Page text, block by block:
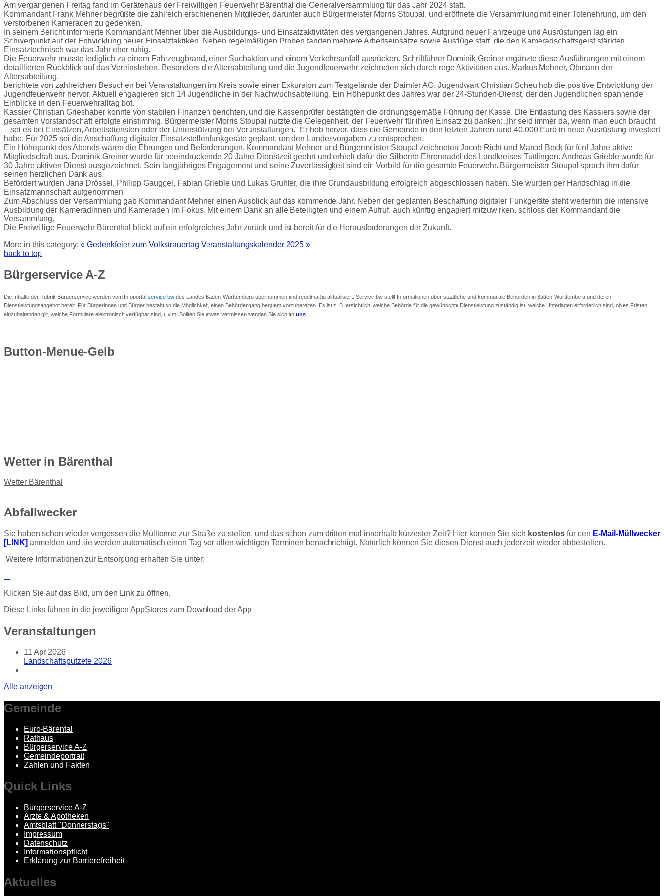
Am vergangenen Freitag fand im Gerätehaus der Freiwilligen Feuerwehr Bärenthal die Generalversammlung für das Jahr 2024 statt.
Kommandant Frank Mehner begrüßte die zahlreich erschienenen Mitglieder, darunter auch Bürgermeister Morris Stoupal, und eröffnete die Versammlung mit einer Totenehrung, um den
verstorbenen Kameraden zu gedenken.
In seinem Bericht informierte Kommandant Mehner über die Ausbildungs- und Einsatzaktivitäten des vergangenen Jahres. Aufgrund neuer Fahrzeuge und Ausrüstungen lag ein
Schwerpunkt auf der Entwicklung neuer Einsatztaktiken. Neben regelmäßigen Proben fanden mehrere Arbeitseinsätze sowie Ausflüge statt, die den Kameradschaftsgeist stärkten.
Einsatztechnisch war das Jahr eher ruhig.
Die Feuerwehr musste lediglich zu einem Fahrzeugbrand, einer Suchaktion und einem Verkehrsunfall ausrücken. Schriftführer Dominik Greiner ergänzte diese Ausführungen mit einem
detaillierten Rückblick auf das Vereinsleben. Besonders die Altersabteilung und die Jugendfeuerwehr zeichneten sich durch rege Aktivitäten aus. Markus Mehner, Obmann der
Altersabteilung,
berichtete von zahlreichen Besuchen bei Veranstaltungen im Kreis sowie einer Exkursion zum Testgelände der Daimler AG. Jugendwart Christian Scheu hob die positive Entwicklung der
Jugendfeuerwehr hervor. Aktuell engagieren sich 14 Jugendliche in der Nachwuchsabteilung. Ein Höhepunkt des Jahres war der 24-Stunden-Dienst, der den Jugendlichen spannende
Einblicke in den Feuerwehralltag bot.
Kassier Christian Grieshaber konnte von stabilen Finanzen berichten, und die Kassenprüfer bestätigten die ordnungsgemäße Führung der Kasse. Die Entlastung des Kassiers sowie der
gesamten Vorstandschaft erfolgte einstimmig. Bürgermeister Morris Stoupal nutzte die Gelegenheit, der Feuerwehr für ihren Einsatz zu danken: „Ihr seid immer da, wenn man euch braucht
– sei es bei Einsätzen, Arbeitsdiensten oder der Unterstützung bei Veranstaltungen.“ Er hob hervor, dass die Gemeinde in den letzten Jahren rund 40.000 Euro in neue Ausrüstung investiert
habe. Für 2025 sei die Anschaffung digitaler Einsatzstellenfunkgeräte geplant, um den Landesvorgaben zu entsprechen.
Ein Höhepunkt des Abends waren die Ehrungen und Beförderungen. Kommandant Mehner und Bürgermeister Stoupal zeichneten Jacob Richt und Marcel Beck für fünf Jahre aktive
Mitgliedschaft aus. Dominik Greiner wurde für beeindruckende 20 Jahre Dienstzeit geehrt und erhielt dafür die Silberne Ehrennadel des Landkreises Tuttlingen. Andreas Grieble wurde für
30 Jahre aktiven Dienst ausgezeichnet. Sein langjähriges Engagement und seine Zuverlässigkeit sind ein Vorbild für die gesamte Feuerwehr. Bürgermeister Stoupal sprach ihm dafür
seinen herzlichen Dank aus.
Befördert wurden Jana Drössel, Philipp Gauggel, Fabian Grieble und Lukas Gruhler, die ihre Grundausbildung erfolgreich abgeschlossen haben. Sie wurden per Handschlag in die
Einsatzmannschaft aufgenommen.
Zum Abschluss der Versammlung gab Kommandant Mehner einen Ausblick auf das kommende Jahr. Neben der geplanten Beschaffung digitaler Funkgeräte steht weiterhin die intensive
Ausbildung der Kameradinnen und Kameraden im Fokus. Mit einem Dank an alle Beteiligten und einem Aufruf, auch künftig engagiert mitzuwirken, schloss der Kommandant die
Versammlung.
Die Freiwillige Feuerwehr Bärenthal blickt auf ein erfolgreiches Jahr zurück und ist bereit für die Herausforderungen der Zukunft.
More in this category: « Gedenkfeier zum Volkstrauertag Veranstaltungskalender 2025 »
back to top
Bürgerservice A-Z
Die Inhalte der Rubrik Bürgerservice werden vom Infoportal service-bw des Landes Baden-Württemberg übernommen und regelmäßig aktualisiert. Service-bw stellt Informationen über staatliche und kommunale Behörden in Baden-Württemberg und deren
Dienstleistungsangebot bereit. Für Bürgerinnen und Bürger besteht so die Möglichkeit, einen Behördengang bequem vorzubereiten. Es ist z. B. ersichtlich, welche Behörde für die gewünschte Dienstleistung zuständig ist, welche Unterlagen erforderlich sind, ob es Fristen
einzuhaltenden gilt, welche Formulare elektronisch verfügbar sind, u.v.m. Sollten Sie etwas vermissen wenden Sie sich an uns
Button-Menue-Gelb
Wetter in Bärenthal
Wetter Bärenthal
Abfallwecker
Sie haben schon wieder vergessen die Mülltonne zur Straße zu stellen, und das schon zum dritten mal innerhalb kürzester Zeit? Hier können Sie sich kostenlos für den E-Mail-Müllwecker
[LINK] anmelden und sie werden automatisch einen Tag vor allen wichtigen Terminen benachrichtigt. Natürlich können Sie diesen Dienst auch jederzeit wieder abbestellen.
Weitere Informationen zur Entsorgung erhalten Sie unter:
Klicken Sie auf das Bild, um den Link zu öffnen.
Diese Links führen in die jeweiligen AppStores zum Download der App
Veranstaltungen
11 Apr 2026
Landschaftsputzete 2026
Alle anzeigen
Gemeinde
Euro-Bärental
Rathaus
Bürgerservice A-Z
Gemeindeportrait
Zahlen und Fakten
Quick Links
Bürgerservice A-Z
Ärzte & Apotheken
Amtsblatt "Donnerstags"
Impressum
Datenschutz
Informationspflicht
Erklärung zur Barrierefreiheit
Aktuelles